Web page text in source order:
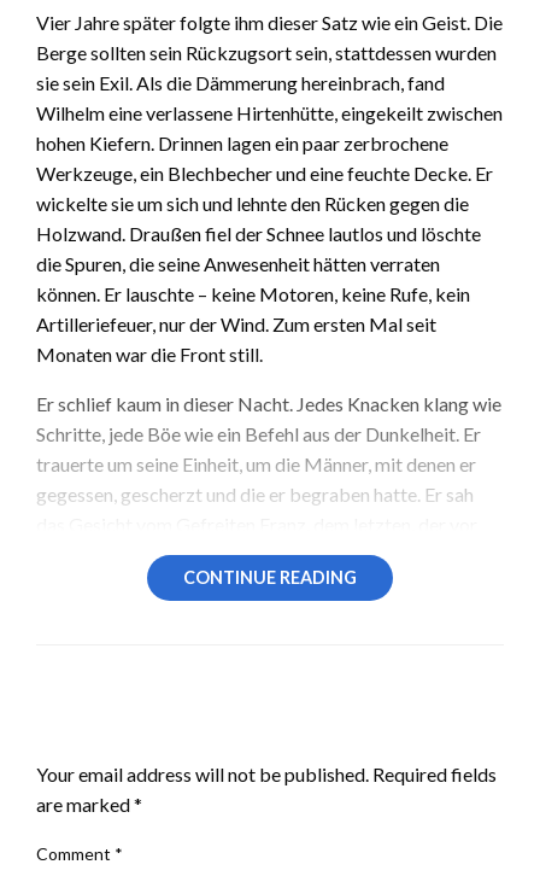
Vier Jahre später folgte ihm dieser Satz wie ein Geist. Die
Berge sollten sein Rückzugsort sein, stattdessen wurden
sie sein Exil. Als die Dämmerung hereinbrach, fand
Wilhelm eine verlassene Hirtenhütte, eingekeilt zwischen
hohen Kiefern. Drinnen lagen ein paar zerbrochene
Werkzeuge, ein Blechbecher und eine feuchte Decke. Er
wickelte sie um sich und lehnte den Rücken gegen die
Holzwand. Draußen fiel der Schnee lautlos und löschte
die Spuren, die seine Anwesenheit hätten verraten
können. Er lauschte – keine Motoren, keine Rufe, kein
Artilleriefeuer, nur der Wind. Zum ersten Mal seit
Monaten war die Front still.
Er schlief kaum in dieser Nacht. Jedes Knacken klang wie
Schritte, jede Böe wie ein Befehl aus der Dunkelheit. Er
trauerte um seine Einheit, um die Männer, mit denen er
gegessen, gescherzt und die er begraben hatte. Er sah
dem Chaos nahe der italienischen Grenze mit ihm
gesprochen hatte.
Aber Franz hatte es nie nach Norden geschafft. Am
Morgen war Wilhelms Wunde steif geworden. Er riss sein
CONTINUE READING
Your email address will not be published. Required fields
are marked*
Comment *